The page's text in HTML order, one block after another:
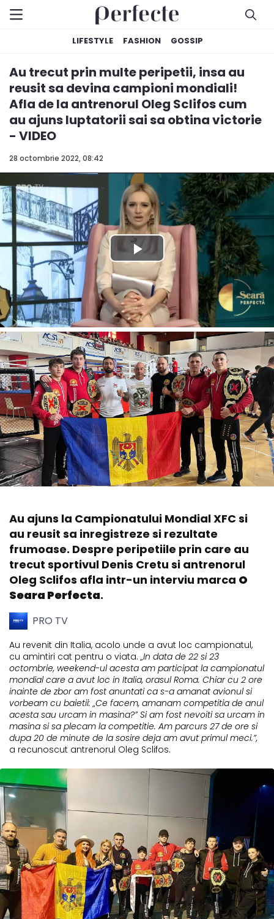
LIFESTYLE FASHION GOSSIP
28 octombrie 2022, 08:42
Au trecut prin multe peripetii, insa au
reusit sa devina campioni mondiali!
Afla de la antrenorul Oleg Sclifos cum
au ajuns luptatorii sai sa obtina victorie
- VIDEO
Au ajuns la Campionatului Mondial XFC si
au reusit sa inregistreze si rezultate
frumoase. Despre peripetiile prin care au
trecut sportivul Denis Cretu si antrenorul
Oleg Sclifos afla intr-un interviu marca O
Seara Perfecta.
PRO TV
Au revenit din Italia, acolo unde a avut loc campionatul,
cu amintiri cat pentru o viata.„In data de 22 si 23
octombrie, weekend-ul acesta am participat la campionatul
mondial care a avut loc in Italia, orasul Roma. Chiar cu 2 ore
inainte de zbor am fost anuntati ca s-a amanat avionul si
vorbeam cu baietii: „Ce facem, amanam competitia de anul
acesta sau urcam in masina?” Si am fost nevoiti sa urcam in
masina si sa plecam la competitie. Am parcurs 27 de ore si
dupa 20 de minute de la sosire deja am avut primul meci.”,
a recunoscut antrenorul Oleg Sclifos.